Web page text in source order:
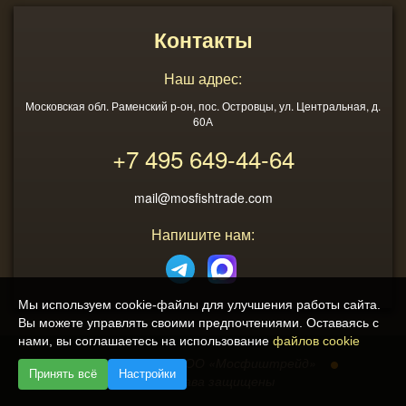
Контакты
Наш адрес:
Московская обл. Раменский р-он, пос. Островцы, ул. Центральная, д.
60А
+7 495649-44-64
mail@mosfishtrade.com
Напишите нам:
2013 - 2026
ООО «Мосфиштрейд»
© Все права защищены
Мы используем cookie-файлы для улучшения работы сайта.
Вы можете управлять своими предпочтениями. Оставаясь с
нами, вы соглашаетесь на использование файлов cookie
Принять всё Настройки